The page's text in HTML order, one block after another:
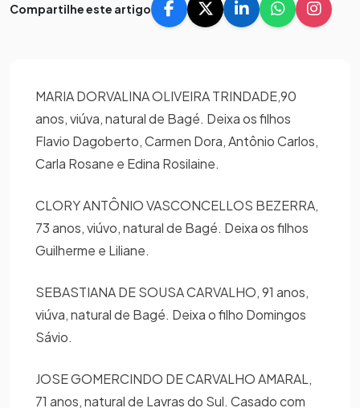
Compartilhe este artigo
MARIA DORVALINA OLIVEIRA TRINDADE,90
anos, viúva, natural de Bagé. Deixa os filhos
Flavio Dagoberto, Carmen Dora, Antônio Carlos,
Carla Rosane e Edina Rosilaine.
CLORY ANTÔNIO VASCONCELLOS BEZERRA,
73 anos, viúvo, natural de Bagé. Deixa os filhos
Guilherme e Liliane.
SEBASTIANA DE SOUSA CARVALHO, 91 anos,
viúva, natural de Bagé. Deixa o filho Domingos
Sávio.
JOSE GOMERCINDO DE CARVALHO AMARAL,
71 anos, natural de Lavras do Sul. Casado com